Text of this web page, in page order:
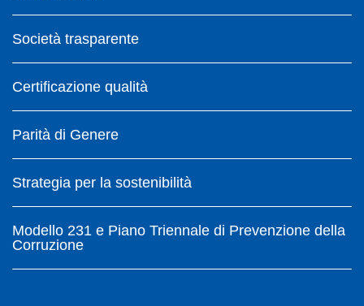
Società trasparente
Certificazione qualità
Parità di Genere
Strategia per la sostenibilità
Modello 231 e Piano Triennale di Prevenzione della
Corruzione